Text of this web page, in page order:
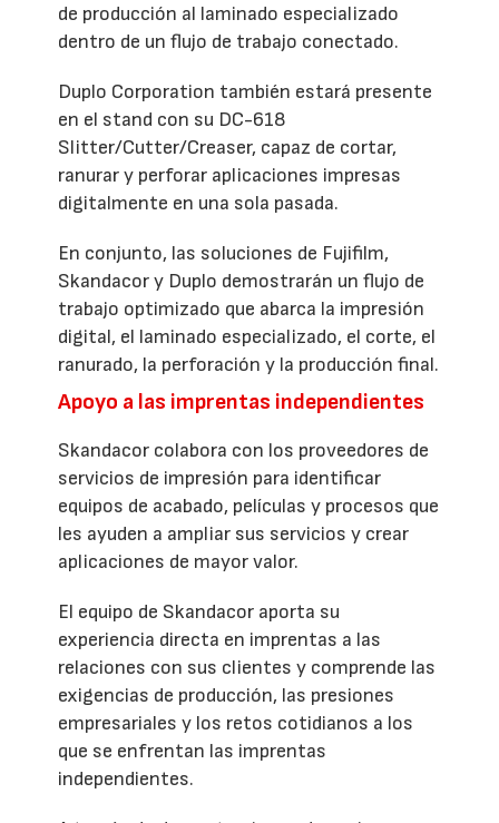
de producción al laminado especializado
dentro de un flujo de trabajo conectado.
Duplo Corporation también estará presente
en el stand con su DC-618
Slitter/Cutter/Creaser, capaz de cortar,
ranurar y perforar aplicaciones impresas
digitalmente en una sola pasada.
En conjunto, las soluciones de Fujifilm,
Skandacor y Duplo demostrarán un flujo de
trabajo optimizado que abarca la impresión
digital, el laminado especializado, el corte, el
ranurado, la perforación y la producción final.
Apoyo a las imprentas independientes
Skandacor colabora con los proveedores de
servicios de impresión para identificar
equipos de acabado, películas y procesos que
les ayuden a ampliar sus servicios y crear
aplicaciones de mayor valor.
El equipo de Skandacor aporta su
experiencia directa en imprentas a las
relaciones con sus clientes y comprende las
exigencias de producción, las presiones
empresariales y los retos cotidianos a los
que se enfrentan las imprentas
independientes.